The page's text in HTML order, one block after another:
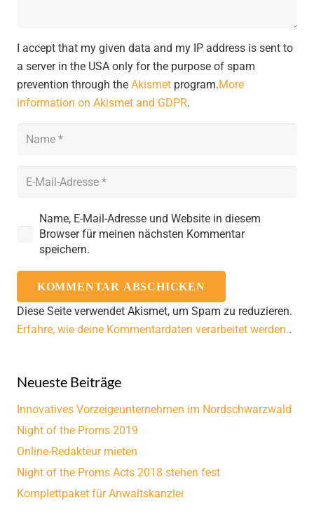
I accept that my given data and my IP address is sent to
a server in the USA only for the purpose of spam
prevention through the Akismet program.More
information on Akismet and GDPR.
Name, E-Mail-Adresse und Website in diesem
Browser für meinen nächsten Kommentar
speichern.
KOMMENTAR ABSCHICKEN
Diese Seite verwendet Akismet, um Spam zu reduzieren.
Erfahre, wie deine Kommentardaten verarbeitet werden..
Neueste Beiträge
Innovatives Vorzeigeunternehmen im Nordschwarzwald
Night of the Proms 2019
Online-Redakteur mieten
Night of the Proms Acts 2018 stehen fest
Komplettpaket für Anwaltskanzlei